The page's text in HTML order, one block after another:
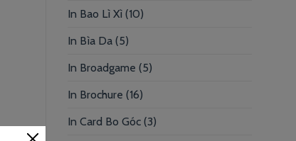
In Bao Lì Xì (10)
In Bìa Da (5)
In Broadgame (5)
In Brochure (16)
In Card Bo Góc (3)